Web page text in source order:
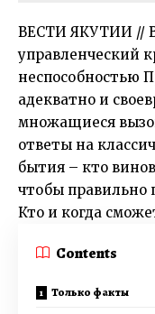
ВЕСТИ ЯКУТИИ //
управленческий
неспособностью
адекватно и
множащиеся
ответы на
бытия – кто
чтобы правильно
Кто и когда
Contents
Только факты